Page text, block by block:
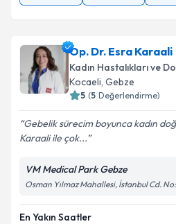
Op. Dr. Esra Karaali
Kadın Hastalıkları ve
Kocaeli, Gebze
5 (5 Değerlendirme)
Gebelik sürecim boyunca kadın
Karaali ile çok...
VM Medical Park Gebze
Osman Yılmaz Mahallesi, İstanbul Cd.
En Yakın Saatler